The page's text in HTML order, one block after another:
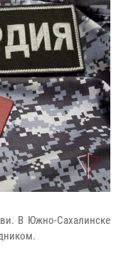
В Южно-Сахалинске